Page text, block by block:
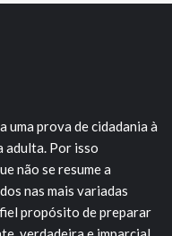
uma prova de cidadania à
adulta. Por isso
não se resume a
nas mais variadas
propósito de preparar